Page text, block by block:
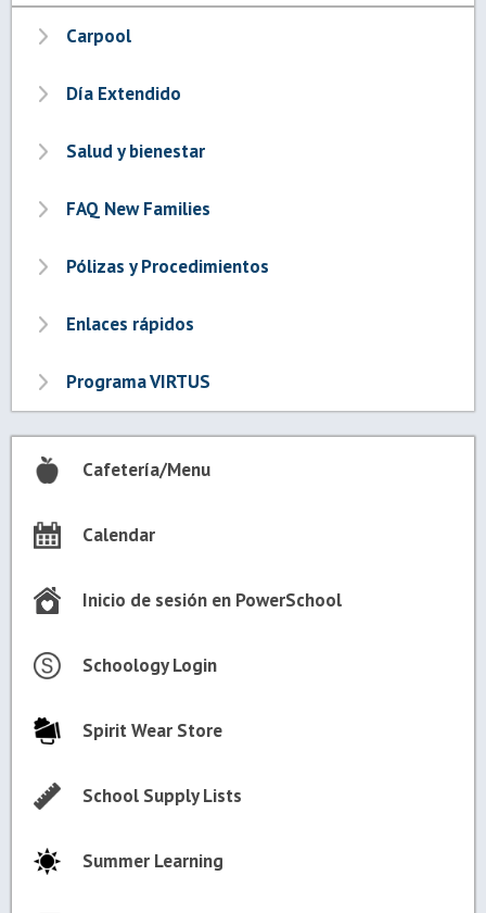
Carpool
Día Extendido
Salud y bienestar
FAQ New Families
Pólizas y Procedimientos
Enlaces rápidos
Programa VIRTUS
Cafetería/Menu
Calendar
Inicio de sesión en PowerSchool
Schoology Login
Spirit Wear Store
School Supply Lists
Summer Learning